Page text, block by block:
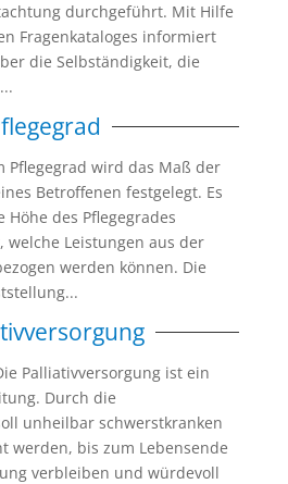
durchgeführt. Mit Hilfe
Fragenkataloges informiert
die Selbständigkeit, die
Pflegegrad wird das Maß der
Betroffenen festgelegt. Es
Höhe des Pflegegrades
Leistungen aus der
werden können. Die
Palliativversorgung ist ein
Durch die
unheilbar schwerstkranken
werden, bis zum Lebensende
verbleiben und würdevoll